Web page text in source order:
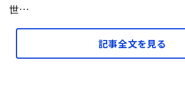
世…
記事全文を見る